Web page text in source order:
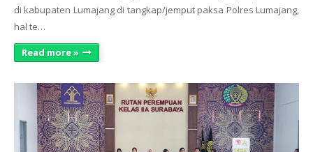
di kabupaten Lumajang di tangkap/jemput paksa Polres Lumajang,
hal te…
Read more »